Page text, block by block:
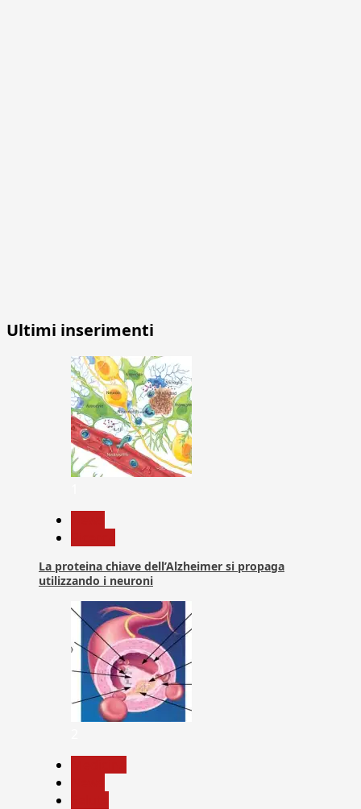
Ultimi inserimenti
La proteina chiave dell’Alzheimer si propaga
utilizzando i neuroni